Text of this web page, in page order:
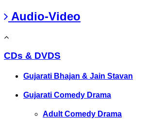
Audio-Video
CDs & DVDS
Gujarati Bhajan & Jain Stavan
Gujarati Comedy Drama
Adult Comedy Drama